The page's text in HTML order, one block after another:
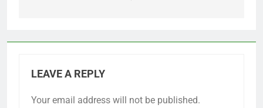
LEAVE A REPLY
Your email address will not be published.